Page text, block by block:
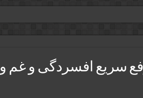
سریع افسردگی و غم و